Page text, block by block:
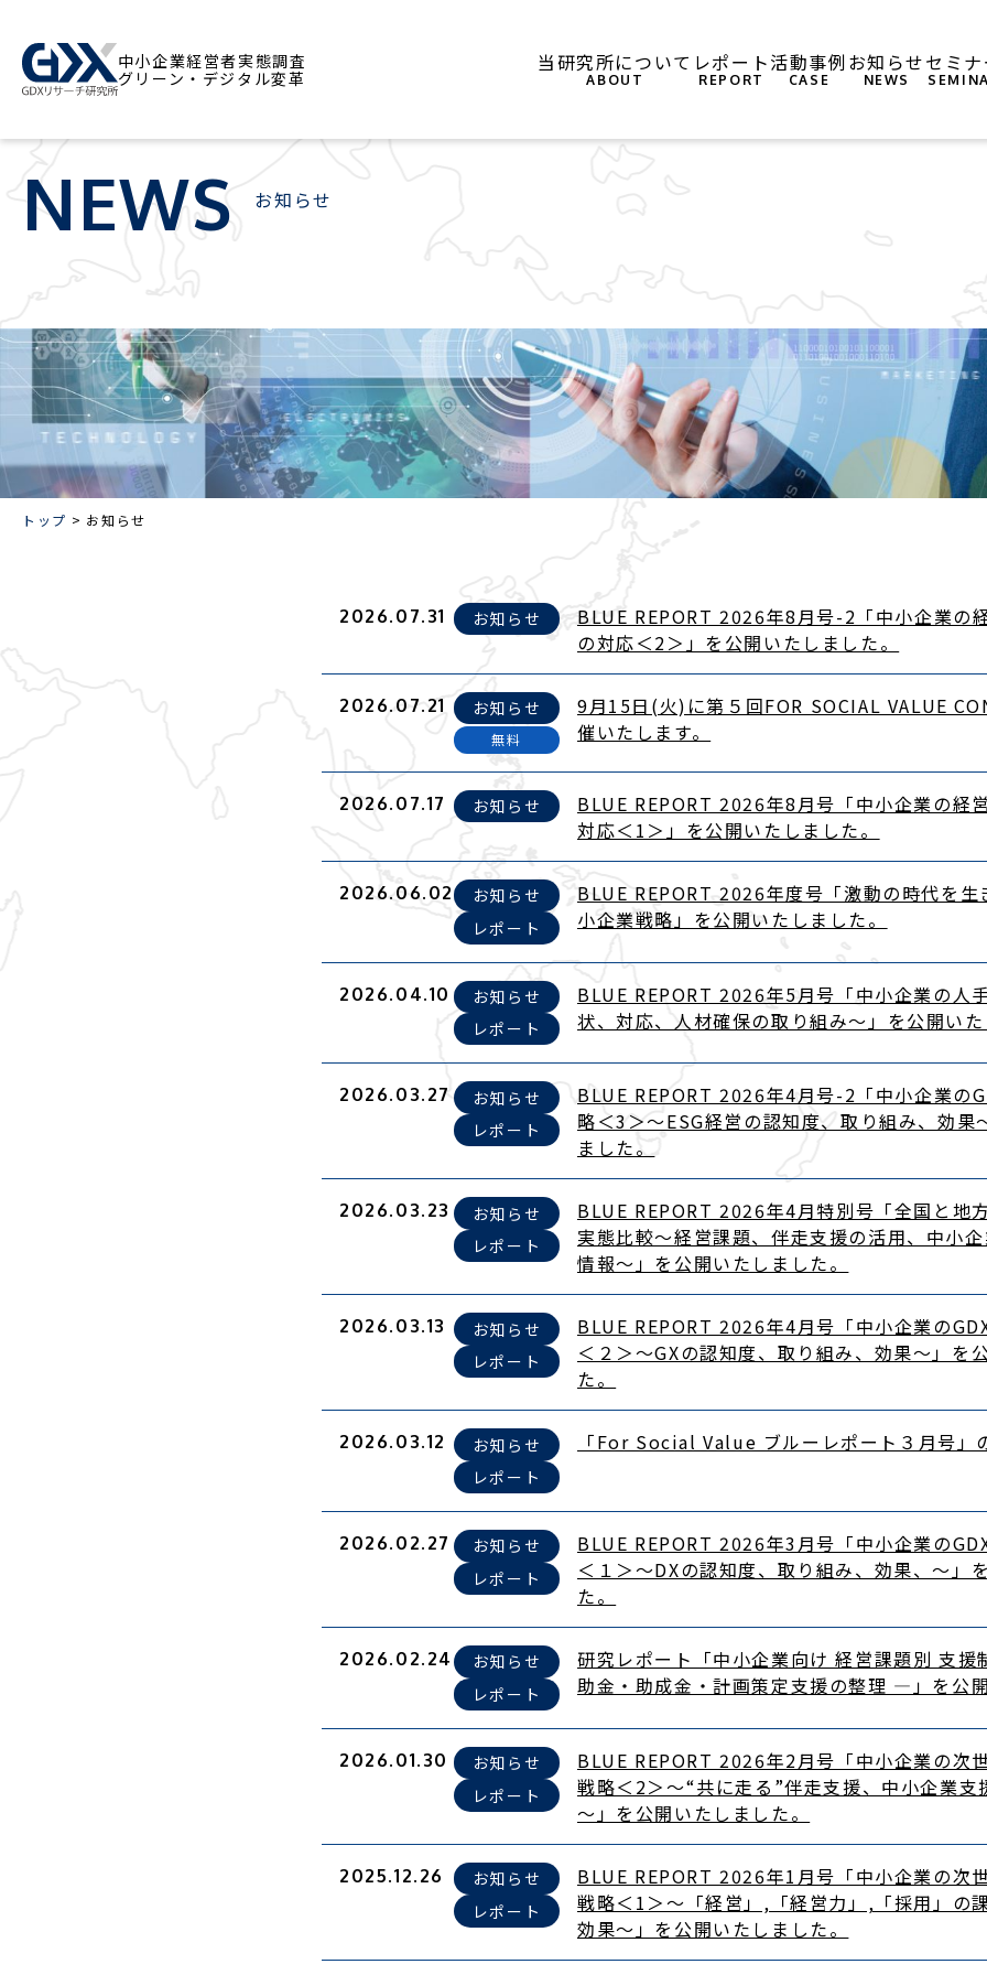
中小企業経営者実態調査
グリーン・デジタル変革
当研究所について
ABOUT
レポート
REPORT
活動事例
CASE
お知らせ
NEWS
セミ
NEWS お知らせ
トップ お知らせ
2026.07.31 お知らせ
BLUE REPORT 2026年8月号-2「中小企業の
の対応＜2＞」を公開いたしました。
2026.07.21 お知らせ
無料
9月15日(火)に第５回FOR SOCIAL VALUE
催いたします。
2026.07.17 お知らせ
BLUE REPORT 2026年8月号「中小企業の経
対応＜1＞」を公開いたしました。
2026.06.02
お知らせ
レポート
BLUE REPORT 2026年度号「激動の時代を生
小企業戦略​」を公開いたしました。
2026.04.10
お知らせ
レポート
BLUE REPORT 2026年5月号「中小企業の人
状、対応、人材確保の取り組み～​」を公開い
2026.03.27
お知らせ
レポート
BLUE REPORT 2026年4月号-2「中小企業の
略＜3＞～ESG経営の認知度、取り組み、効果
ました。
2026.03.23
お知らせ
レポート
BLUE REPORT 2026年4月特別号「全国と地
実態比較～経営課題、伴走支援の活用、中小
情報～」を公開いたしました。
2026.03.13
お知らせ
レポート
BLUE REPORT 2026年4月号「中小企業の
＜２＞～GXの認知度、取り組み、効果～​」を
た。
2026.03.12
お知らせ
レポート
「For Social Value ブルーレポート３月号」
2026.02.27
お知らせ
レポート
BLUE REPORT 2026年3月号「中小企業の
＜１＞～DXの認知度、取り組み、効果、～​」
た。
2026.02.24
お知らせ
レポート
研究レポート「中小企業向け 経営課題別 支
助金・助成金・計画策定支援の整理 ―」を公
2026.01.30
お知らせ
レポート
BLUE REPORT 2026年2月号「中小企業の次
戦略＜2＞​～“共に走る”伴走支援、中小企業支
～​」を公開いたしました。
2025.12.26
お知らせ
レポート
BLUE REPORT 2026年1月号「中小企業の次
戦略＜1＞​～「経営」,「経営力」,「採用」の
効果～​」を公開いたしました。